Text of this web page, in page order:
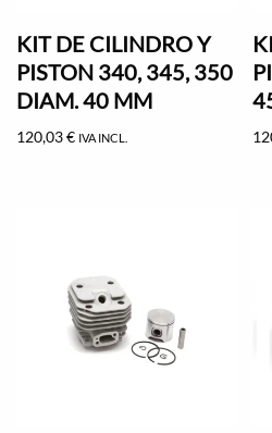
KIT DE CILINDRO Y
PISTON 340, 345, 350
DIAM. 40 MM
120,03€ IVA INCL.